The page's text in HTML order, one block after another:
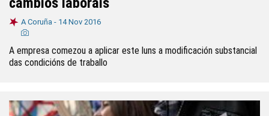
A Coruña - 14 Nov 2016
A empresa comezou a aplicar este luns a modificación substancial
das condicións de traballo